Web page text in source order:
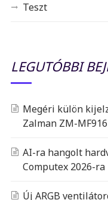
Teszt
LEGUTÓBBI
Megéri külön
Zalman ZM-MF916
AI-ra hangolt
Computex 2026-ra
Új ARGB